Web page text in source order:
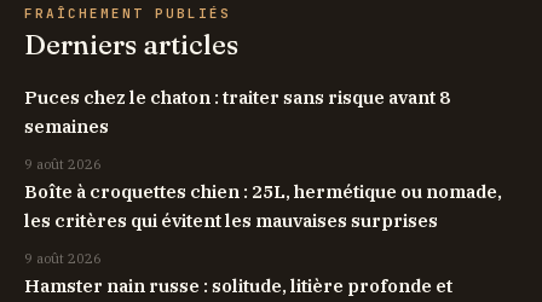
FRAÎCHEMENT PUBLIÉS
Derniers articles
Puces chez le chaton : traiter sans risque avant 8
semaines
9 août 2026
Boîte à croquettes chien : 25L, hermétique ou nomade,
les critères qui évitent les mauvaises surprises
9 août 2026
Hamster nain russe : solitude, litière profonde et